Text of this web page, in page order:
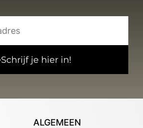
Schrijf je hier in!
ALGEMEEN